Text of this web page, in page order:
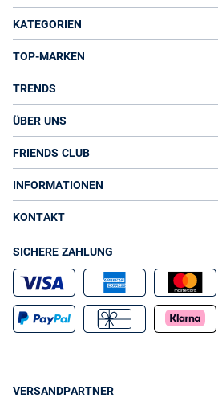
KATEGORIEN
TOP-MARKEN
TRENDS
ÜBER UNS
FRIENDS CLUB
INFORMATIONEN
KONTAKT
SICHERE ZAHLUNG
VERSANDPARTNER